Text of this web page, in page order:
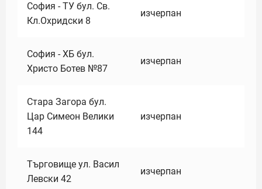
София - ТУ бул. Св.
Кл.Охридски 8
изчерпан
София - ХБ бул.
Христо Ботев №87
изчерпан
Стара Загора бул.
Цар Симеон Велики
144
изчерпан
Търговище ул. Васил
Левски 42
изчерпан